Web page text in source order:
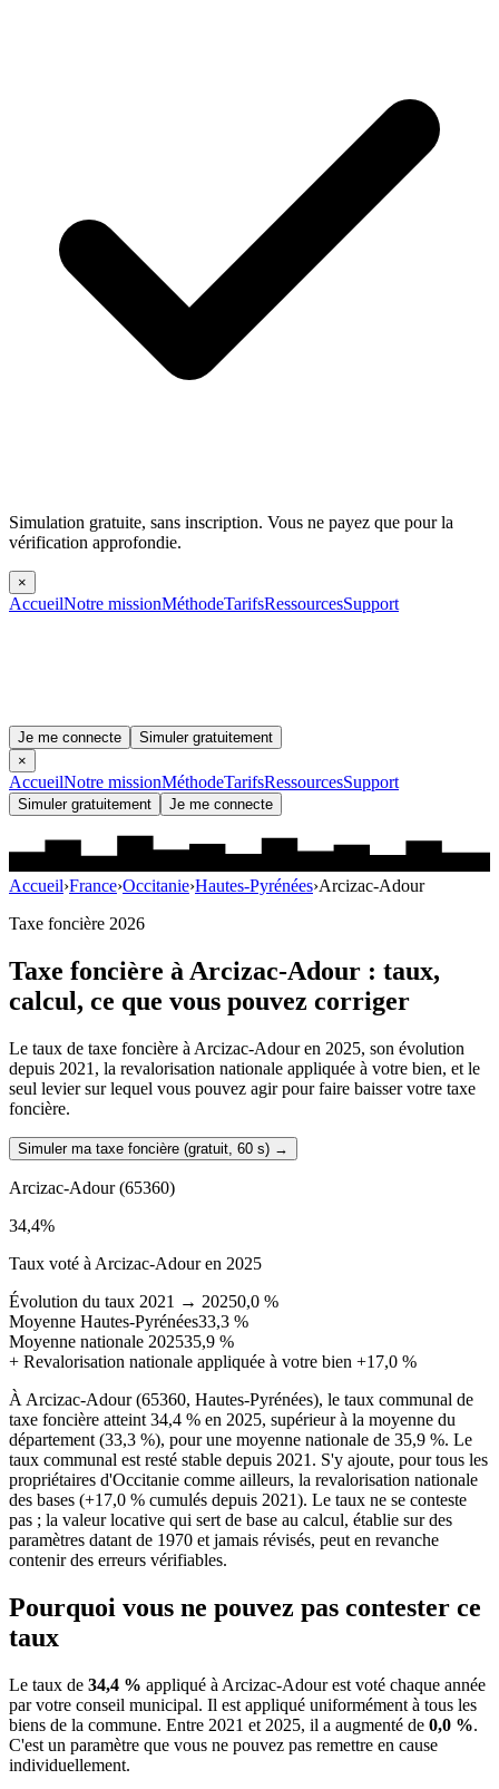
Simulation gratuite, sans inscription. Vous ne payez que pour la
vérification approfondie.
×
AccueilNotre missionMéthodeTarifsRessourcesSupport
Je me connecte
Simuler gratuitement
×
AccueilNotre missionMéthodeTarifsRessourcesSupport
Simuler gratuitement Je me connecte
Accueil›France›Occitanie›Hautes-Pyrénées›Arcizac-Adour
Taxe foncière 2026
Taxe foncière àArcizac-Adour : taux,
calcul, ce que vous pouvez corriger
Le taux de taxe foncière à Arcizac-Adour en 2025, son évolution
depuis 2021, la revalorisation nationale appliquée à votre bien, et le
seul levier sur lequel vous pouvez agir pour faire baisser votre taxe
foncière.
Simuler ma taxe foncière (gratuit, 60 s) →
Arcizac-Adour(65360)
34,4%
Taux voté à Arcizac-Adour en 2025
Évolution du taux 2021 → 20250,0 %
Moyenne Hautes-Pyrénées33,3 %
Moyenne nationale 202535,9 %
+ Revalorisation nationale appliquée à votre bien +17,0 %
À Arcizac-Adour (65360, Hautes-Pyrénées), le taux communal de
taxe foncière atteint 34,4 % en 2025, supérieur à la moyenne du
département (33,3 %), pour une moyenne nationale de 35,9 %. Le
taux communal est resté stable depuis 2021. S'y ajoute, pour tous les
propriétaires d'Occitanie comme ailleurs, la revalorisation nationale
des bases (+17,0 % cumulés depuis 2021). Le taux ne se conteste
pas ; la valeur locative qui sert de base au calcul, établie sur des
paramètres datant de 1970 et jamais révisés, peut en revanche
contenir des erreurs vérifiables.
Pourquoi vous ne pouvez pas contester ce
taux
Le taux de 34,4 % appliqué à Arcizac-Adour est voté chaque année
par votre conseil municipal. Il est appliqué uniformément à tous les
biens de la commune. Entre 2021 et 2025, il a augmenté de 0,0 %.
C'est un paramètre que vous ne pouvez pas remettre en cause
individuellement.